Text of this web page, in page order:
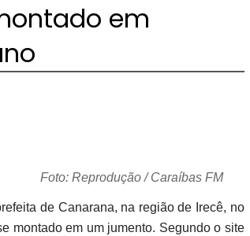
em
Foto: Reprodução / Caraíbas FM
de Canarana, na região de Irecê, no
montado em um jumento. Segundo o site